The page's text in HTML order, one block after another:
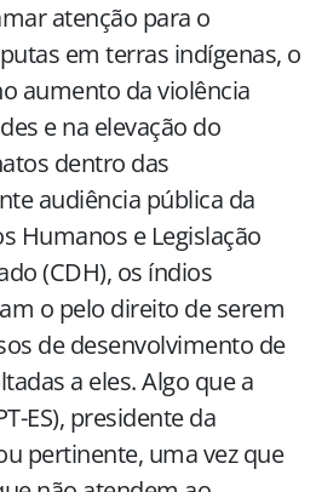
atenção para o
em terras indígenas, o
aumento da violência
e na elevação do
dentro das
audiência pública da
Humanos e Legislação
(CDH), os índios
o pelo direito de serem
de desenvolvimento de
a eles. Algo que a
ES), presidente da
pertinente, uma vez que